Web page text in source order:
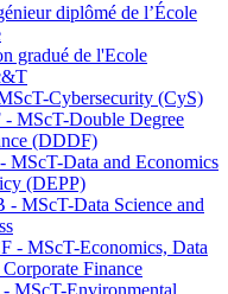
diplômé de l’École
gradué de l'Ecole
Cybersecurity (CyS)
MScT-Double Degree
(DDDF)
MScT-Data and Economics
(DEPP)
MScT-Data Science and
- MScT-Economics, Data
Finance
MScT-Environmental